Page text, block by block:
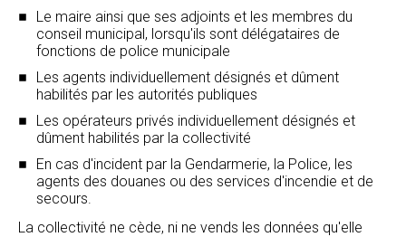
Le maire ainsi que ses adjoints et les membres du
conseil municipal, lorsqu'ils sont délégataires de
fonctions de police municipale
Les agents individuellement désignés et dûment
habilités par les autorités publiques
Les opérateurs privés individuellement désignés et
dûment habilités par la collectivité
En cas d'incident par la Gendarmerie, la Police, les
agents des douanes ou des services d'incendie et de
secours.
La collectivité ne cède, ni ne vends les données qu'elle